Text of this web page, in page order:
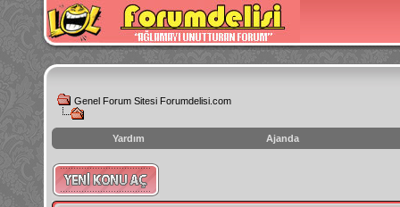
Genel Forum Sitesi Forumdelisi.com
Yardım Ajanda
instagram
izlenme
hilesi